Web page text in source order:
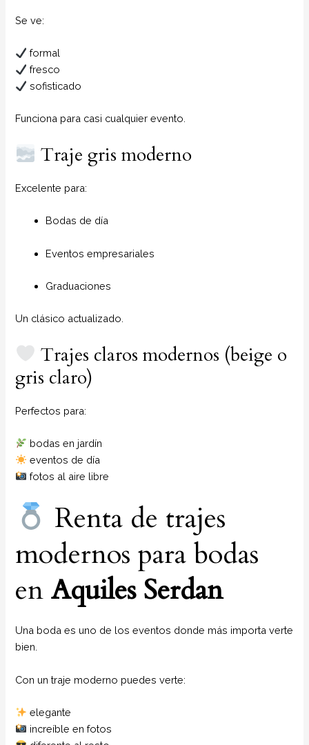
Se ve:
formal
fresco
sofisticado
Funciona para casi cualquier evento.
Traje gris moderno
Excelente para:
Bodas de día
Eventos empresariales
Graduaciones
Un clásico actualizado.
Trajes claros modernos (beige o
gris claro)
Perfectos para:
bodas en jardín
eventos de día
fotos al aire libre
Renta de trajes
modernos para bodas
enAquiles Serdan
Una boda es uno de los eventos donde más importa verte
bien.
Con un traje moderno puedes verte:
elegante
increíble en fotos